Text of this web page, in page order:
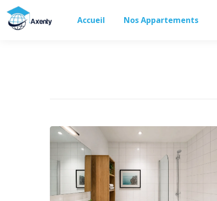
Accueil Nos Appartements